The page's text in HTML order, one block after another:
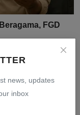
news, updates
inbox
FGD